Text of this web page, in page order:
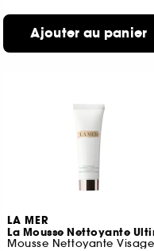
Ajouter au panier
LA MER
La Mousse Nettoyante
Mousse Nettoyante Visage